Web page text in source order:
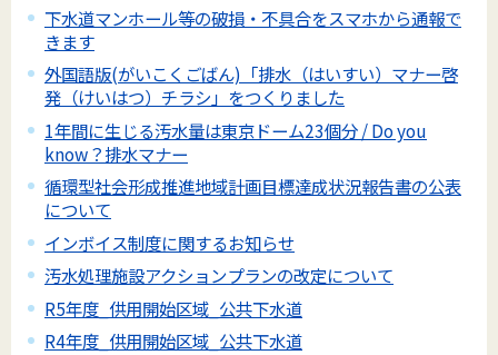
下水道マンホール等の破損・不具合をスマホから通報で
きます
外国語版(がいこくごばん)「排水（はいすい）マナー啓
発（けいはつ）チラシ」をつくりました
1年間に生じる汚水量は東京ドーム23個分 / Do you
know？排水マナー
循環型社会形成推進地域計画目標達成状況報告書の公表
について
インボイス制度に関するお知らせ
汚水処理施設アクションプランの改定について
R5年度_供用開始区域_公共下水道
R4年度_供用開始区域_公共下水道